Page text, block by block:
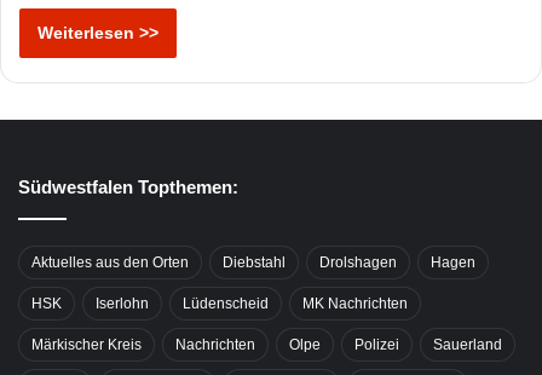
Weiterlesen >>
Südwestfalen Topthemen:
Aktuelles aus den Orten Diebstahl Drolshagen Hagen
HSK Iserlohn Lüdenscheid MK Nachrichten
Märkischer Kreis Nachrichten Olpe Polizei Sauerland